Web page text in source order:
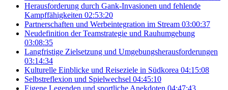
Herausforderung durch Gank-Invasionen und fehlende
Kampffähigkeiten 02:53:20
Partnerschaften und Werbeintegration im Stream 03:00:37
Neudefinition der Teamstrategie und Rauhumgebung
03:08:35
Langfristige Zielsetzung und Umgebungsherausforderungen
03:14:34
Kulturelle Einblicke und Reiseziele in Südkorea 04:15:08
Selbstreflexion und Spielwechsel 04:45:10